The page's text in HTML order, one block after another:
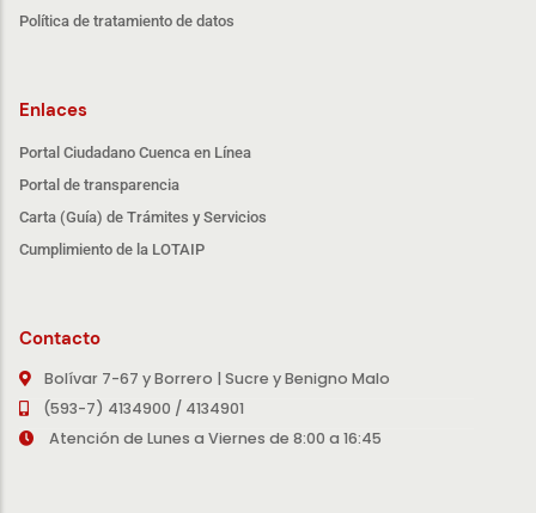
Política de tratamiento de datos
Enlaces
Portal Ciudadano Cuenca en Línea
Portal de transparencia
Carta (Guía) de Trámites y Servicios
Cumplimiento de la LOTAIP
Contacto
Bolívar 7-67 y Borrero | Sucre y Benigno Malo
(593-7) 4134900 / 4134901
Atención de Lunes a Viernes de 8:00 a 16:45